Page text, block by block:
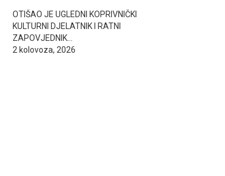
OTIŠAO JE UGLEDNI KOPRIVNIČKI
KULTURNI DJELATNIK I RATNI
ZAPOVJEDNIK…
2 kolovoza, 2026